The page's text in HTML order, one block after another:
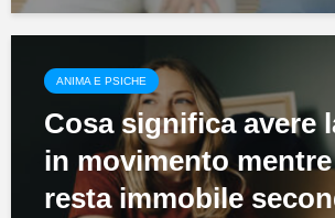
ANIMA E PSICHE
Cosa significa avere
in movimento
resta immobile